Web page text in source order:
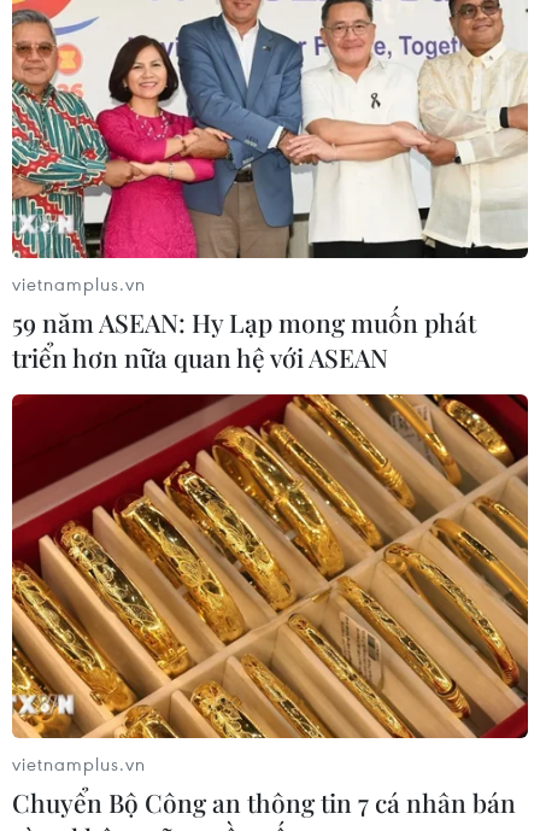
vietnamplus.vn
59 năm ASEAN: Hy Lạp mong muốn phát
triển hơn nữa quan hệ với ASEAN
vietnamplus.vn
Chuyển Bộ Công an thông tin 7 cá nhân bán